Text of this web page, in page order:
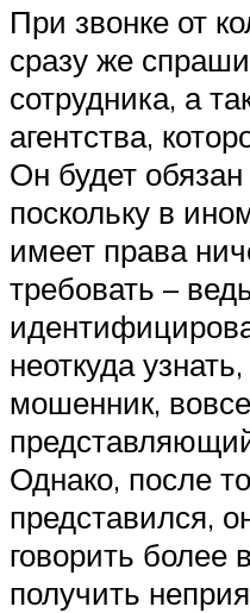
При звонке от
сразу же
сотрудника, а
агентства,
Он будет
поскольку в
имеет права
требовать –
неоткуда
мошенник,
Однако, после
представился,
говорить более
получить